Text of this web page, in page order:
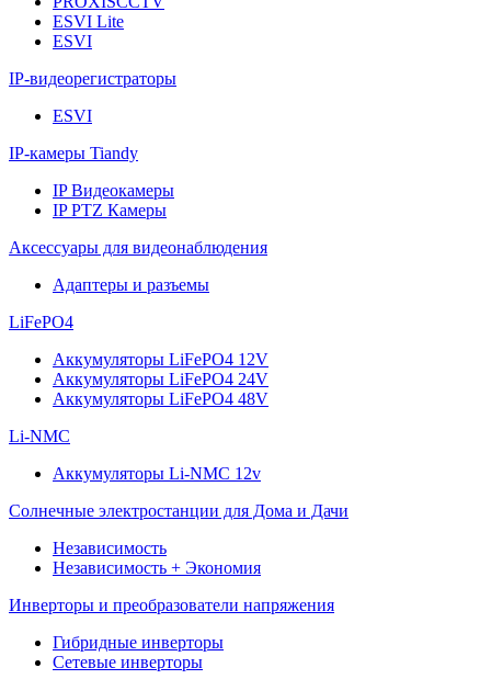
ESVI Lite
ESVI
IP-видеорегистраторы
ESVI
IP-камеры Tiandy
IP Видеокамеры
IP PTZ Камеры
Аксессуары для видеонаблюдения
Адаптеры и разъемы
LiFePO4
Аккумуляторы LiFePO4 12V
Аккумуляторы LiFePO4 24V
Аккумуляторы LiFePO4 48V
Li-NMC
Аккумуляторы Li-NMC 12v
Солнечные электростанции для Дома и Дачи
Независимость
Независимость + Экономия
Инверторы и преобразователи напряжения
Гибридные инверторы
Сетевые инверторы